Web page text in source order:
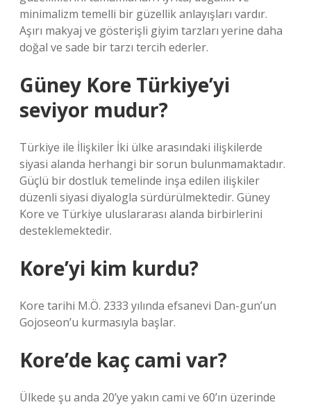
minimalizm temelli bir güzellik anlayışları vardır.
Aşırı makyaj ve gösterişli giyim tarzları yerine daha
doğal ve sade bir tarzı tercih ederler.
Güney Kore Türkiye’yi
seviyor mudur?
Türkiye ile İlişkiler İki ülke arasındaki ilişkilerde
siyasi alanda herhangi bir sorun bulunmamaktadır.
Güçlü bir dostluk temelinde inşa edilen ilişkiler
düzenli siyasi diyalogla sürdürülmektedir. Güney
Kore ve Türkiye uluslararası alanda birbirlerini
desteklemektedir.
Kore’yi kim kurdu?
Kore tarihi M.Ö. 2333 yılında efsanevi Dan-gun’un
Gojoseon’u kurmasıyla başlar.
Kore’de kaç cami var?
Ülkede şu anda 20’ye yakın cami ve 60’ın üzerinde